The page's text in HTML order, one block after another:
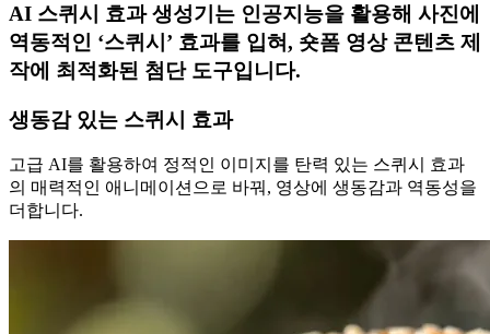
AI 스퀴시 효과 생성기는 인공지능을 활용해 사진에
역동적인 ‘스퀴시’ 효과를 입혀, 숏폼 영상 콘텐츠 제
작에 최적화된 첨단 도구입니다.
생동감 있는 스퀴시 효과
고급 AI를 활용하여 정적인 이미지를 탄력 있는 스퀴시 효과
의 매력적인 애니메이션으로 바꿔, 영상에 생동감과 역동성을
더합니다.